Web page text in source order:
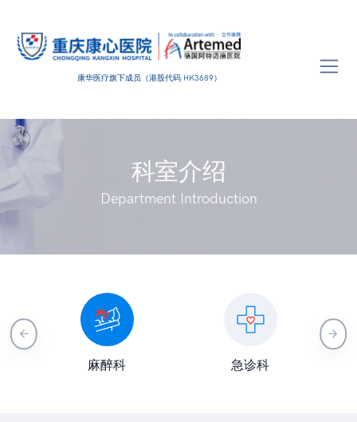
康华医疗旗下成员（港股代码 HK3689）
科室介绍
Department Introduction
麻醉科 急诊科